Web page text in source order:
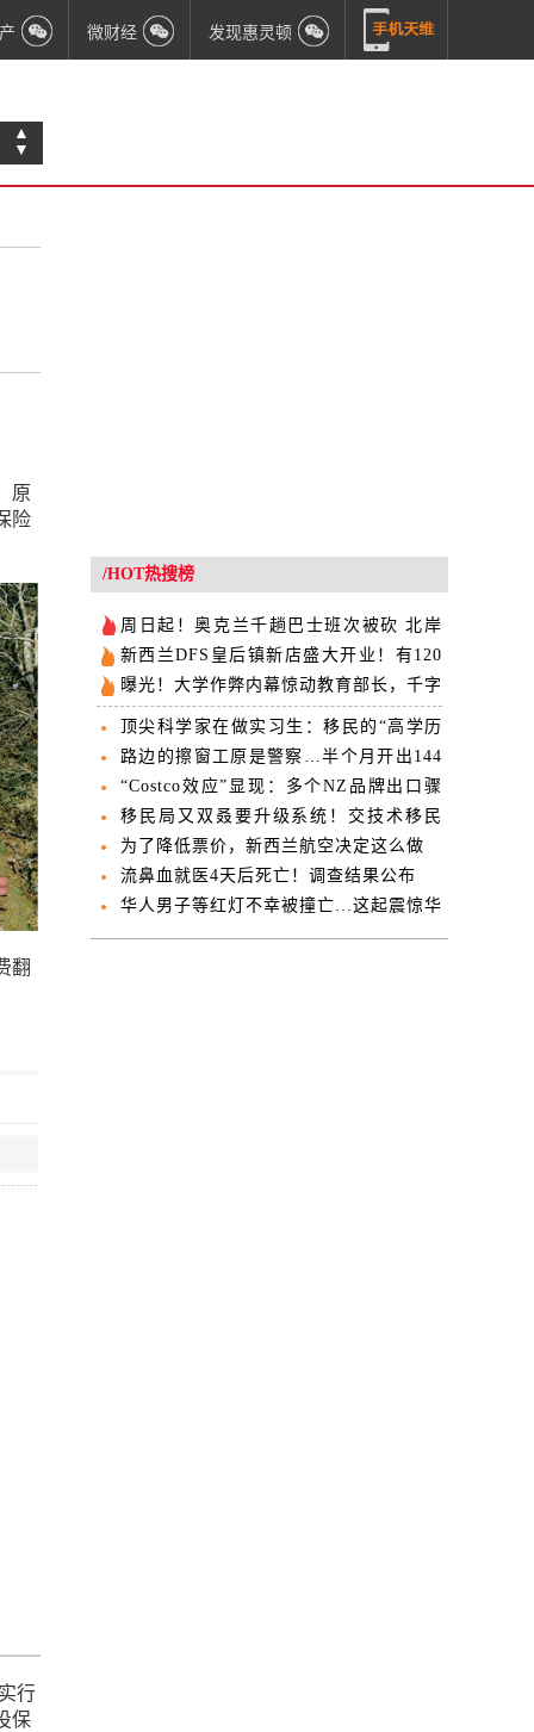
微财经 发现惠灵顿
▲
▼
原
险
翻
行
保
/HOT热搜榜
周日起！奥克兰千趟巴士班次被砍 北岸
快线也受影响
新西兰DFS皇后镇新店盛大开业！有120
余个品牌…更多惊喜等你来！
曝光！大学作弊内幕惊动教育部长，千字
仅需100纽币
顶尖科学家在做实习生：移民的“高学历
低就业”现象
路边的擦窗工原是警察…半个月开出144
张罚单
“Costco效应”显现：多个NZ品牌出口骤
增
移民局又双叒要升级系统！交技术移民
EOI要抓紧了！
为了降低票价，新西兰航空决定这么做
流鼻血就医4天后死亡！调查结果公布
华人男子等红灯不幸被撞亡…这起震惊华
社的车祸宣判